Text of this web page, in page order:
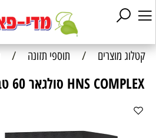
קטלוג מוצרים / תוספי תזונה /
HNS COMPLEX סולגאר 60 טבליות